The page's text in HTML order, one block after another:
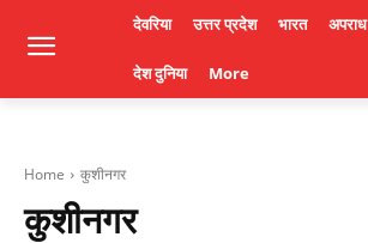
देवरिया उत्तर प्रदेश भारत अपराध
देश दुनिया More
Home कुशीनगर
कुशीनगर